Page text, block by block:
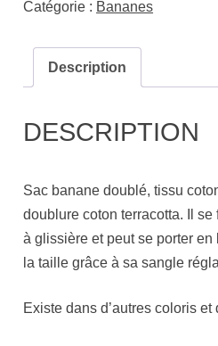
Catégorie : Bananes
Description
DESCRIPTION
Sac banane doublé, tissu
doublure coton terracotta. Il se
à glissière et peut se porter
la taille grâce à sa sangle
Existe dans d’autres coloris et